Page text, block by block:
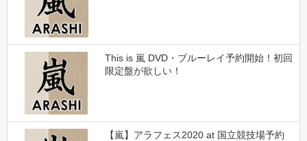
This is 嵐 DVD・ブルーレイ予約開始！初回
限定盤が欲しい！
【嵐】アラフェス2020 at 国立競技場予約